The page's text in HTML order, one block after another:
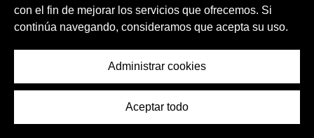
COMPRAR Y VENDER
Comprando tu casa
BLOG
con el fin de mejorar los servicios que ofrecemos. Si
continúa navegando, consideramos que acepta su uso.
Administrar cookies
Aceptar todo